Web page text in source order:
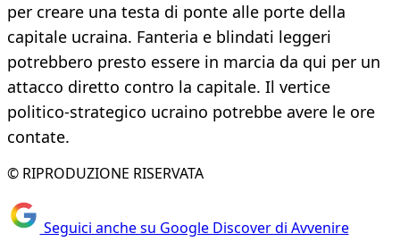
per creare una testa di ponte alle porte della
capitale ucraina. Fanteria e blindati leggeri
potrebbero presto essere in marcia da qui per un
attacco diretto contro la capitale. Il vertice
politico-strategico ucraino potrebbe avere le ore
contate.
© RIPRODUZIONE RISERVATA
Seguici anche su Google Discover di Avvenire